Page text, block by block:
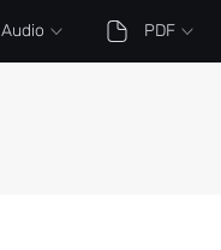
Audio PDF